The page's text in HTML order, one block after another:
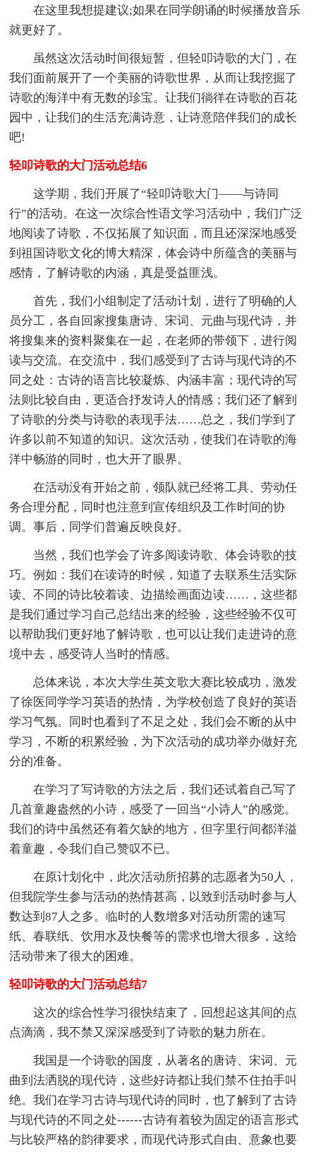
在这里我想提建议;如果在同学朗诵的时候播放音乐
就更好了。
虽然这次活动时间很短暂，但轻叩诗歌的大门，在
我们面前展开了一个美丽的诗歌世界，从而让我挖掘了
诗歌的海洋中有无数的珍宝。让我们徜徉在诗歌的百花
园中，让我们的生活充满诗意，让诗意陪伴我们的成长
吧!
轻叩诗歌的大门活动总结6
这学期，我们开展了“轻叩诗歌大门――与诗同
行”的活动。在这一次综合性语文学习活动中，我们广泛
地阅读了诗歌，不仅拓展了知识面，而且还深深地感受
到祖国诗歌文化的博大精深，体会诗中所蕴含的美丽与
感情，了解诗歌的内涵，真是受益匪浅。
首先，我们小组制定了活动计划，进行了明确的人
员分工，各自回家搜集唐诗、宋词、元曲与现代诗，并
将搜集来的资料聚集在一起，在老师的带领下，进行阅
读与交流。在交流中，我们感受到了古诗与现代诗的不
同之处：古诗的语言比较凝炼、内涵丰富；现代诗的写
法则比较自由，更适合抒发诗人的情感；我们还了解到
了诗歌的分类与诗歌的表现手法……总之，我们学到了
许多以前不知道的知识。这次活动，使我们在诗歌的海
洋中畅游的同时，也大开了眼界。
在活动没有开始之前，领队就已经将工具、劳动任
务合理分配，同时也注意到宣传组织及工作时间的协
调。事后，同学们普遍反映良好。
当然，我们也学会了许多阅读诗歌、体会诗歌的技
巧。例如：我们在读诗的时候，知道了去联系生活实际
读、不同的诗比较着读、边描绘画面边读……，这些都
是我们通过学习自己总结出来的经验，这些经验不仅可
以帮助我们更好地了解诗歌，也可以让我们走进诗的意
境中去，感受诗人当时的情感。
总体来说，本次大学生英文歌大赛比较成功，激发
了徐医同学学习英语的热情，为学校创造了良好的英语
学习气氛。同时也看到了不足之处，我们会不断的从中
学习，不断的积累经验，为下次活动的成功举办做好充
分的准备。
在学习了写诗歌的方法之后，我们还试着自己写了
几首童趣盎然的小诗，感受了一回当“小诗人”的感觉。
我们的诗中虽然还有着欠缺的地方，但字里行间都洋溢
着童趣，令我们自己赞叹不已。
在原计划化中，此次活动所招募的志愿者为50人，
但我院学生参与活动的热情甚高，以致到活动时参与人
数达到87人之多。临时的人数增多对活动所需的速写
纸、春联纸、饮用水及快餐等的需求也增大很多，这给
活动带来了很大的困难。
轻叩诗歌的大门活动总结7
这次的综合性学习很快结束了，回想起这其间的点
点滴滴，我不禁又深深感受到了诗歌的魅力所在。
我国是一个诗歌的国度，从著名的唐诗、宋词、元
曲到法洒脱的现代诗，这些好诗都让我们禁不住拍手叫
绝。我们在学习古诗与现代诗的同时，也了解到了古诗
与现代诗的不同之处------古诗有着较为固定的语言形式
与比较严格的韵律要求，而现代诗形式自由、意象也要